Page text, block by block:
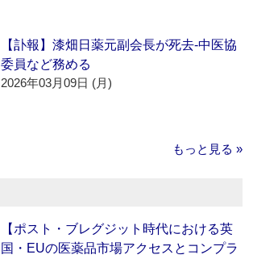
【訃報】漆畑日薬元副会長が死去‐中医協
委員など務める
2026年03月09日 (月)
もっと見る »
【ポスト・ブレグジット時代における英
国・EUの医薬品市場アクセスとコンプラ